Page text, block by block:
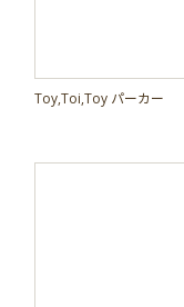
Toy,Toi,Toy パーカー